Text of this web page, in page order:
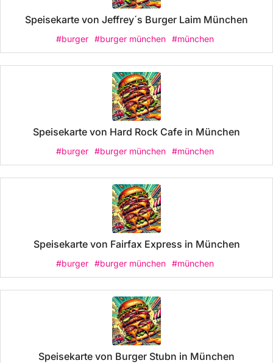
Speisekarte von Jeffrey´s Burger Laim München
#burger #burger münchen #münchen
Speisekarte von Hard Rock Cafe in München
#burger #burger münchen #münchen
Speisekarte von Fairfax Express in München
#burger #burger münchen #münchen
Speisekarte von Burger Stubn in München